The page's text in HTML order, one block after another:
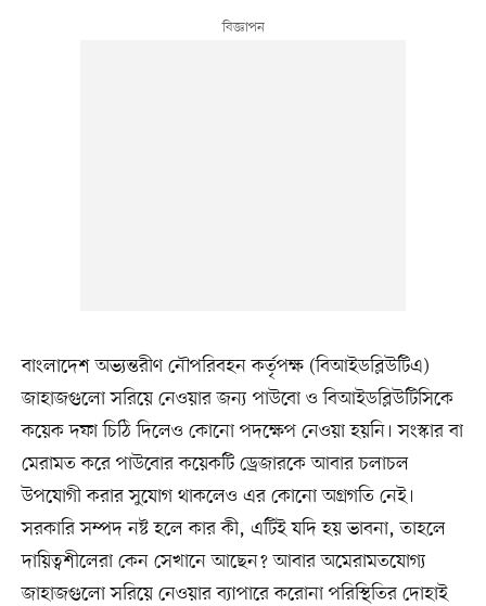
বাংলাদেশ অভ্যন্তরীণ নৌপরিবহন কর্তৃপক্ষ (বিআইডব্লিউটিএ)
জাহাজগুলো সরিয়ে নেওয়ার জন্য পাউবো ও বিআইডব্লিউটিসিকে
কয়েক দফা চিঠি দিলেও কোনো পদক্ষেপ নেওয়া হয়নি। সংস্কার বা
মেরামত করে পাউবোর কয়েকটি ড্রেজারকে আবার চলাচল
উপযোগী করার সুযোগ থাকলেও এর কোনো অগ্রগতি নেই।
সরকারি সম্পদ নষ্ট হলে কার কী, এটিই যদি হয় ভাবনা, তাহলে
দায়িত্বশীলেরা কেন সেখানে আছেন? আবার অমেরামতযোগ্য
জাহাজগুলো সরিয়ে নেওয়ার ব্যাপারে করোনা পরিস্থিতির দোহাই